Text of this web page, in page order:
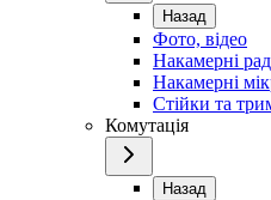
Назад
Фото, відео
Накамерні
Накамерні
Стійки та
Комутація
Назад